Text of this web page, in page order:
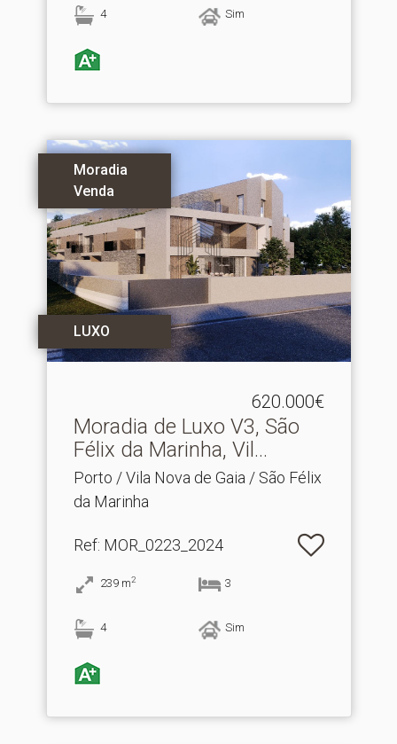
4 Sim
Moradia
Venda
LUXO
620.000€
Moradia de Luxo V3, São
Félix da Marinha, Vil.​..
Porto / Vila Nova de Gaia / São Félix
da Marinha
Ref: MOR_0223_2024
239 m2 3
4 Sim